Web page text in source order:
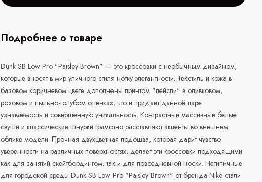
Подробнее о товаре
Dunk SB Low Pro "Paisley Brown" — это кроссовки с необычным дизайном,
которые вносят в мир уличного стиля нотку элегантности. Текстиль и кожа в
базовом коричневом цвете дополнены принтом "пейсли" в оливковом,
розовом и пыльно-голубом оттенках, что и придает данной паре
узнаваемость и совершенную уникальность. Контрастные массивные белые
свуши и классические шнурки грамотно расставляют акценты во внешнем
облике модели. Прочная двухцветная подошва, которая дарит чувство
уверенности на различных поверхностях, делает эти кроссовки подходящими
как для занятий скейтбордингом, так и для повседневной носки. Нетипичные
для городской среды Dunk SB Low Pro "Paisley Brown" от бренда Nike стали